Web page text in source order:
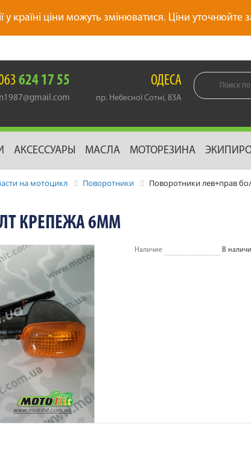
у країні ціни можуть змінюватися. Ціни
624 17 55 ОДЕСА
пр. Небесної Сотні, 83А
АКСЕССУАРЫ МАСЛА МОТОРЕЗИНА
на мотоцикл Поворотники Поворотники лев+прав
КРЕПЕЖА 6ММ
Наличие В